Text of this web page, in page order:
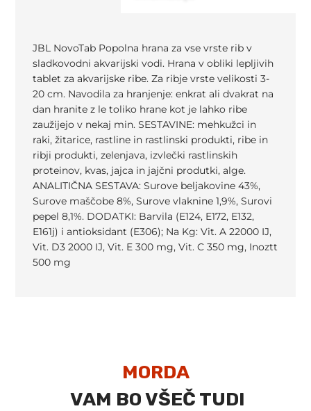
JBL NovoTab Popolna hrana za vse vrste rib v
sladkovodni akvarijski vodi. Hrana v obliki lepljivih
tablet za akvarijske ribe. Za ribje vrste velikosti 3-
20 cm. Navodila za hranjenje: enkrat ali dvakrat na
dan hranite z le toliko hrane kot je lahko ribe
zaužijejo v nekaj min. SESTAVINE: mehkužci in
raki, žitarice, rastline in rastlinski produkti, ribe in
ribji produkti, zelenjava, izvlečki rastlinskih
proteinov, kvas, jajca in jajčni produtki, alge.
ANALITIČNA SESTAVA: Surove beljakovine 43%,
Surove maščobe 8%, Surove vlaknine 1,9%, Surovi
pepel 8,1%. DODATKI: Barvila (E124, E172, E132,
E161j) i antioksidant (E306); Na Kg: Vit. A 22000 IJ,
Vit. D3 2000 IJ, Vit. E 300 mg, Vit. C 350 mg, Inoztt
500 mg
MORDA
VAM BO VŠEČ TUDI